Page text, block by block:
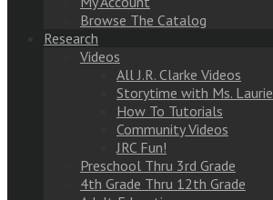
Browse The Catalog
Research
Videos
All J.R. Clarke Videos
Storytime with Ms. Laurie
How To Tutorials
Community Videos
JRC Fun!
Preschool Thru 3rd Grade
4th Grade Thru 12th Grade